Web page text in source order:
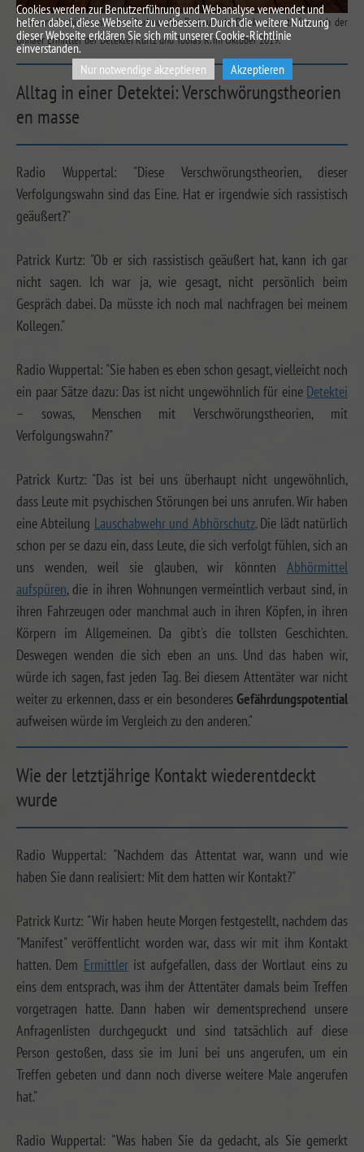
In einem Kaminzimmer des Dortmunder Restaurants Dieckmanns trafen sich der
Unnaer Ermittler der Detektei Kurtz und Tobias R. im Oktober 2019.
Alltag in einer Detektei: Verschwörungstheorien
en masse
Radio Wuppertal: "Diese Verschwörungstheorien, dieser
Verfolgungswahn sind das Eine. Hat er irgendwie sich rassistisch
geäußert?"
Patrick Kurtz: "Ob er sich rassistisch geäußert hat, kann ich gar
nicht sagen. Ich war ja, wie gesagt, nicht persönlich beim
Gespräch dabei. Da müsste ich noch mal nachfragen bei meinem
Kollegen."
Radio Wuppertal: "Sie haben es eben schon gesagt, vielleicht noch
ein paar Sätze dazu: Das ist nicht ungewöhnlich für eine Detektei
– sowas, Menschen mit Verschwörungstheorien, mit
Verfolgungswahn?"
Patrick Kurtz: "Das ist bei uns überhaupt nicht ungewöhnlich,
dass Leute mit psychischen Störungen bei uns anrufen. Wir haben
eine Abteilung Lauschabwehr und Abhörschutz. Die lädt natürlich
schon per se dazu ein, dass Leute, die sich verfolgt fühlen, sich an
uns wenden, weil sie glauben, wir könnten Abhörmittel
aufspüren, die in ihren Wohnungen vermeintlich verbaut sind, in
ihren Fahrzeugen oder manchmal auch in ihren Köpfen, in ihren
Körpern im Allgemeinen. Da gibt's die tollsten Geschichten.
Deswegen wenden die sich eben an uns. Und das haben wir,
würde ich sagen, fast jeden Tag. Bei diesem Attentäter war nicht
weiter zu erkennen, dass er ein besonderesGefährdungspotential
aufweisen würde im Vergleich zu den anderen."
Wie der letztjährige Kontakt wiederentdeckt
wurde
Radio Wuppertal: "Nachdem das Attentat war, wann und wie
haben Sie dann realisiert: Mit dem hatten wir Kontakt?"
Patrick Kurtz: "Wir haben heute Morgen festgestellt, nachdem das
"Manifest" veröffentlicht worden war, dass wir mit ihm Kontakt
hatten. Dem Ermittlerist aufgefallen, dass der Wortlaut eins zu
eins dem entsprach, was ihm der Attentäter damals beim Treffen
vorgetragen hatte. Dann haben wir dementsprechend unsere
Anfragenlisten durchgeguckt und sind tatsächlich auf diese
Person gestoßen, dass sie im Juni bei uns angerufen, um ein
Treffen gebeten und dann noch diverse weitere Male angerufen
hat."
Radio Wuppertal: "Was haben Sie da gedacht, als Sie gemerkt
Cookies werden zur Benutzerführung und Webanalyse verwendet und
helfen dabei, diese Webseite zu verbessern. Durch die weitere Nutzung
dieser Webseite erklären Sie sich mit unserer Cookie-Richtlinie
einverstanden.
Nur notwendige akzeptieren
Akzeptieren